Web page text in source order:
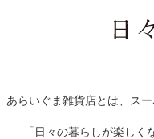
あらいぐま雑貨店とは、ス
「日々の暮らしが楽し